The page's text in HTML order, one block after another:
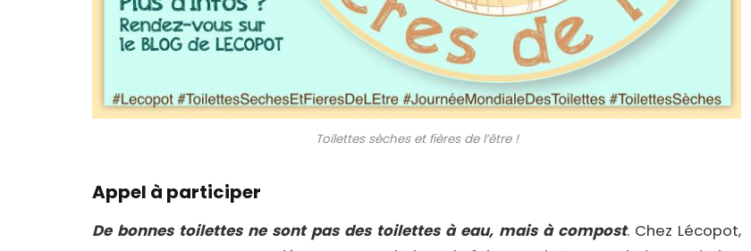
Toilettes sèches et fières de l’être !
Appel à participer
De bonnes toilettes ne sont pas des toilettes à eau, mais à compost. Chez Lécopot,